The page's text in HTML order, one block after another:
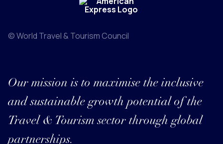
© World Travel & Tourism Council
Our mission is to maximise the inclusive
and sustainable growth potential of the
Travel & Tourism sector through global
partnerships.